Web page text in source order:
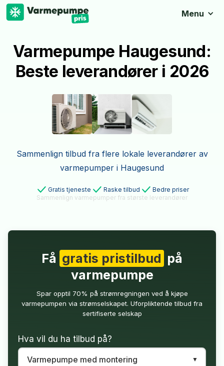
Menu
Varmepumpe Haugesund:
Beste leverandører i 2026
Sammenlign tilbud fra flere lokale leverandører av
varmepumper i Haugesund
Gratis tjeneste Raske tilbud
Bedre priser
Sammenlign varmepumper fra største leverandører
Få gratis pristilbud på
varmepumpe
Spar opptil 70% på strømregningen ved å kjøpe
varmepumpen via strømselskapet. Uforpliktende tilbud fra
sertifiserte selskap
Hva vil du ha tilbud på?